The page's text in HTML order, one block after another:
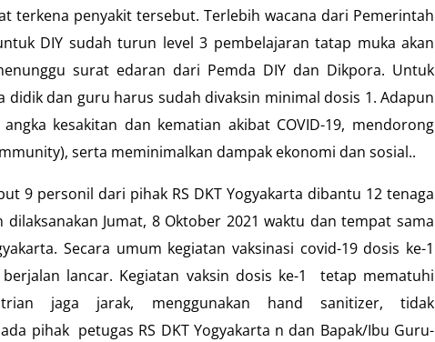
terkena penyakit tersebut. Terlebih wacana dari Pemerintah
DIY sudah turun level 3 pembelajaran tatap muka akan
surat edaran dari Pemda DIY dan Dikpora. Untuk
dan guru harus sudah divaksin minimal dosis 1. Adapun
kesakitan dan kematian akibat COVID-19, mendorong
serta meminimalkan dampak ekonomi dan sosial..
9 personil dari pihak RS DKT Yogyakarta dibantu 12 tenaga
Jumat, 8 Oktober 2021 waktu dan tempat sama
Secara umum kegiatan vaksinasi covid-19 dosis ke-1
lancar. Kegiatan vaksin dosis ke-1 tetap mematuhi
jaga jarak, menggunakan hand sanitizer, tidak
pihak petugas RS DKT Yogyakarta n dan Bapak/Ibu Guru-